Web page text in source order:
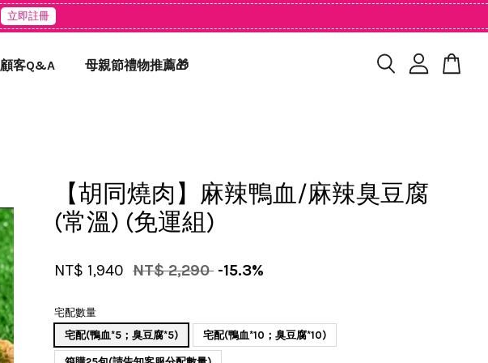
立即註冊
顧客Q&A 母親節禮物推薦🎁
【胡同燒肉】麻辣鴨血/麻辣臭豆腐
(常溫) (免運組)
NT$ 1,940 NT$ 2,290 -15.3%
宅配數量
宅配(鴨血*5；臭豆腐*5)
宅配(鴨血*10；臭豆腐*10)